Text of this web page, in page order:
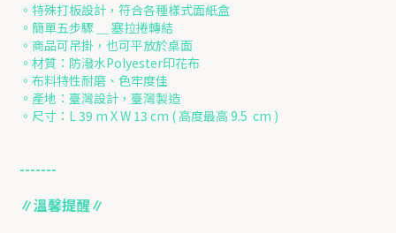
。特殊打板設計，符合各種樣式面紙盒
。簡單五步驟 ＿ 塞拉捲轉結
。商品可吊掛，也可平放於桌面
。材質：防潑水Polyester印花布
。布料特性耐磨、色牢度佳
。產地：臺灣設計，臺灣製造
。尺寸：L 39 m X W 13 cm ( 高度最高 9.5 cm )
-------
∥溫馨提醒∥